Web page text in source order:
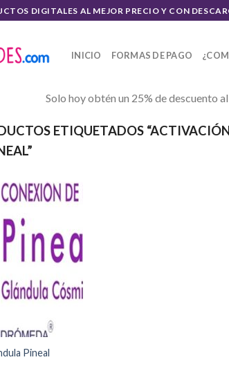
DIGITALES AL MEJOR PRECIO Y CON
INICIO FORMAS DE PAGO
Solo hoy obtén un 25% de descuento
ETIQUETADOS
Pineal